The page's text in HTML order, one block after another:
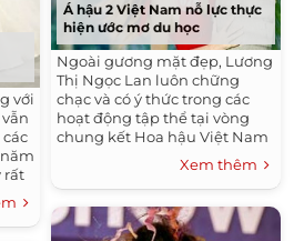
với
rất
Á hậu 2 Việt Nam nỗ lực thực
hiện ước mơ du học
Ngoài gương mặt đẹp, Lương
Thị Ngọc Lan luôn chững
chạc và có ý thức trong các
hoạt động tập thể tại vòng
chung kết Hoa hậu Việt Nam
2006. Đến giờ, khi nhớ lại giây
phút đăng quang Á hậu 2, cô
vẫn còn thấy hồi hộp.
Xem thêm